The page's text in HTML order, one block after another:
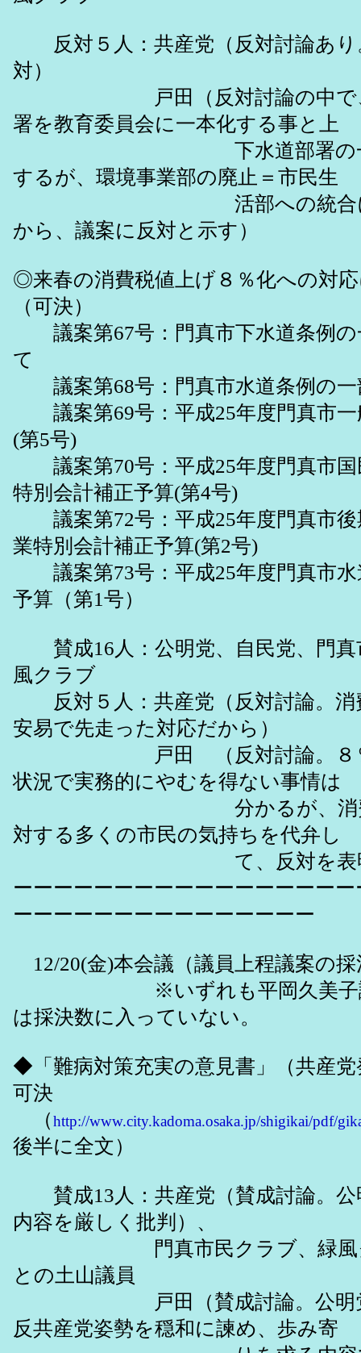
反対５人：共産党（反対討論あり
対）
戸田（反対討論の中で、
署を教育委員会に一本化する事と上
下水道部署の一体化
するが、環境事業部の廃止＝市民生
活部への統合には断
から、議案に反対と示す）
◎来春の消費税値上げ８％化への対
（可決）
議案第67号：門真市下水道条例の
て
議案第68号：門真市水道条例の一
議案第69号：平成25年度門真市一
(第5号)
議案第70号：平成25年度門真市国
特別会計補正予算(第4号)
議案第72号：平成25年度門真市後
業特別会計補正予算(第2号)
議案第73号：平成25年度門真市水
予算（第1号）
賛成16人：公明党、自民党、門真
風クラブ
反対５人：共産党（反対討論。消
安易で先走った対応だから）
戸田 （反対討論。８％化
状況で実務的にやむを得ない事情は
分かるが、消費税値
対する多くの市民の気持ちを代弁し
て、反対を表明
ーーーーーーーーーーーーーーーー
ーーーーーーーーーーーーーーー
12/20(金)本会議（議員上程議案の採
※いずれも平岡久美子議
は採決数に入っていない。
◆「難病対策充実の意見書」（共産党
可決
（http://www.city.kadoma.osaka.jp/shigikai/pdf/
後半に全文）
賛成13人：共産党（賛成討論。公
内容を厳しく批判）、
門真市民クラブ、緑風ク
との土山議員
戸田（賛成討論。公明党
反共産党姿勢を穏和に諫め、歩み寄